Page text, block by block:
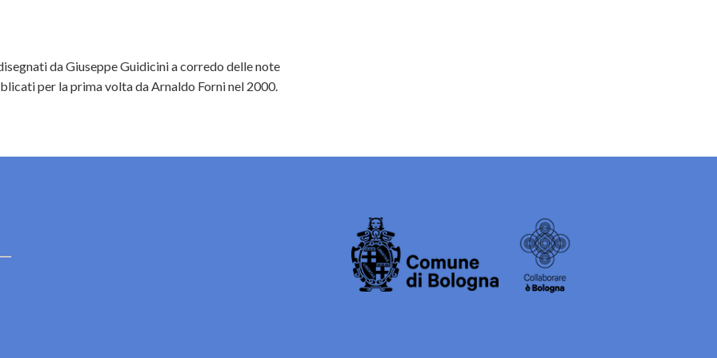
da Giuseppe Guidicini a corredo delle note
per la prima volta da Arnaldo Forni nel 2000.